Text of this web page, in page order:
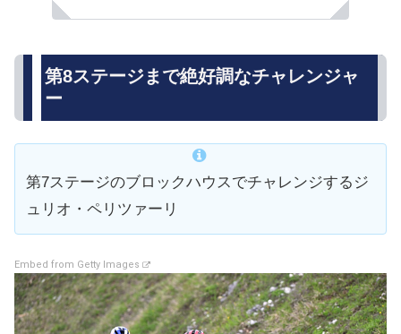
第8ステージまで絶好調なチャレンジャ
ー
第7ステージのブロックハウスでチャレンジするジ
ュリオ・ペリツァーリ
Embed from Getty Images